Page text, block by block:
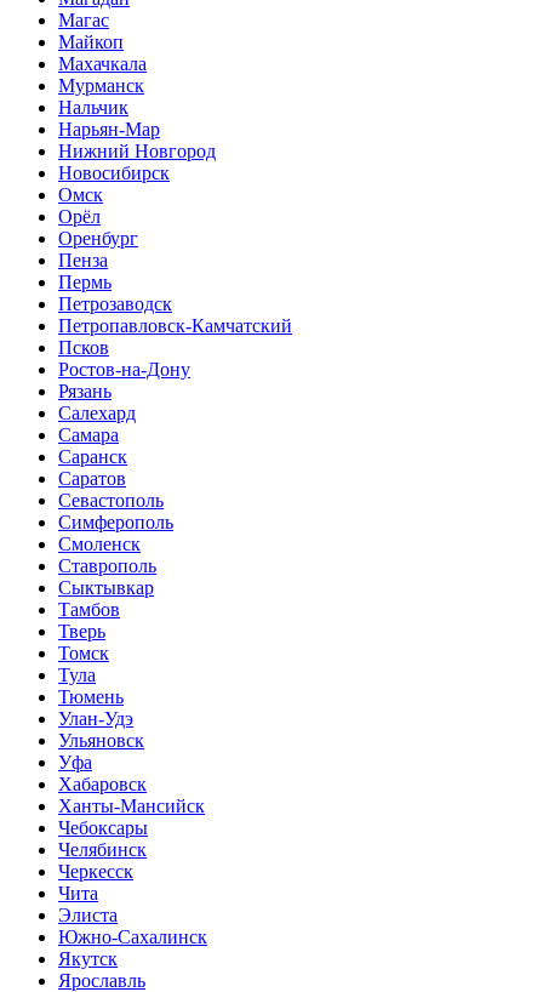
Магас
Майкоп
Махачкала
Мурманск
Нальчик
Нарьян-Мар
Нижний Новгород
Новосибирск
Омск
Орёл
Оренбург
Пенза
Пермь
Петрозаводск
Петропавловск-Камчатский
Псков
Ростов-на-Дону
Рязань
Салехард
Самара
Саранск
Саратов
Севастополь
Симферополь
Смоленск
Ставрополь
Сыктывкар
Тамбов
Тверь
Томск
Тула
Тюмень
Улан-Удэ
Ульяновск
Уфа
Хабаровск
Ханты-Мансийск
Чебоксары
Челябинск
Черкесск
Чита
Элиста
Южно-Сахалинск
Якутск
Ярославль